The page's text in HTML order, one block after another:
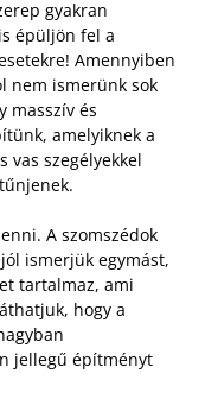
gyakran
épüljön fel a
Amennyiben
nem ismerünk sok
masszív és
amelyiknek a
vas szegélyekkel
A szomszédok
ismerjük egymást,
tartalmaz, ami
hogy a
jellegű építményt